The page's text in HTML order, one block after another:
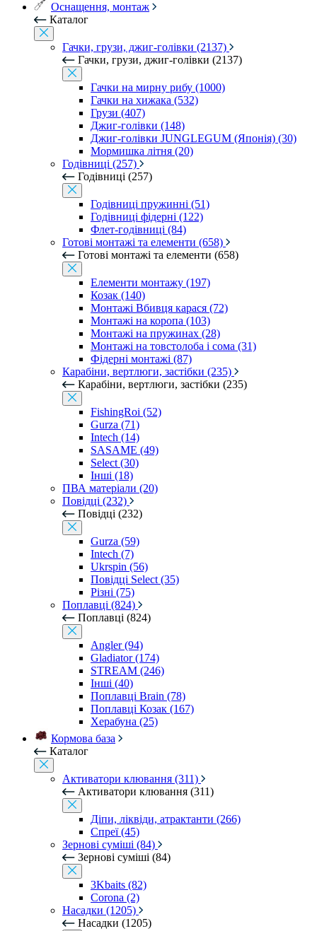
Оснащення, монтаж
Каталог
Гачки, грузи, джиг-голівки (2137)
Гачки, грузи, джиг-голівки (2137)
Гачки на мирну рибу (1000)
Гачки на хижака (532)
Грузи (407)
Джиг-голівки (148)
Джиг-голівки JUNGLEGUM (Японія) (30)
Мормишка літня (20)
Годівниці (257)
Годівниці (257)
Годівниці пружинні (51)
Годівниці фідерні (122)
Флет-годівниці (84)
Готові монтажі та елементи (658)
Готові монтажі та елементи (658)
Елементи монтажу (197)
Козак (140)
Монтажі Вбивця карася (72)
Монтажі на коропа (103)
Монтажі на пружинах (28)
Монтажі на товстолоба і сома (31)
Фідерні монтажі (87)
Карабіни, вертлюги, застібки (235)
Карабіни, вертлюги, застібки (235)
FishingRoi (52)
Gurza (71)
Intech (14)
SASAME (49)
Select (30)
Інші (18)
ПВА матеріали (20)
Повідці (232)
Повідці (232)
Gurza (59)
Intech (7)
Ukrspin (56)
Повідці Select (35)
Різні (75)
Поплавці (824)
Поплавці (824)
Angler (94)
Gladiator (174)
STREAM (246)
Інші (40)
Поплавці Brain (78)
Поплавці Козак (167)
Херабуна (25)
Кормова база
Каталог
Активатори клювання (311)
Активатори клювання (311)
Діпи, ліквіди, атрактанти (266)
Спреї (45)
Зернові суміші (84)
Зернові суміші (84)
3Kbaits (82)
Corona (2)
Насадки (1205)
Насадки (1205)